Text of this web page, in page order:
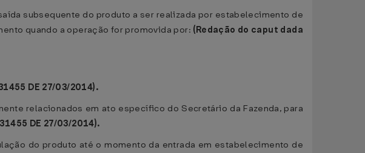
subsequente do produto a ser realizada por estabelecimento de
quando a operação for promovida por: (Redação do caput dada
DE 27/03/2014).
relacionados em ato específico do Secretário da Fazenda, para
DE 27/03/2014).
do produto até o momento da entrada em estabelecimento de